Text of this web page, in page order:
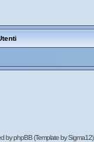
byphpBB(Template by Sigma12)